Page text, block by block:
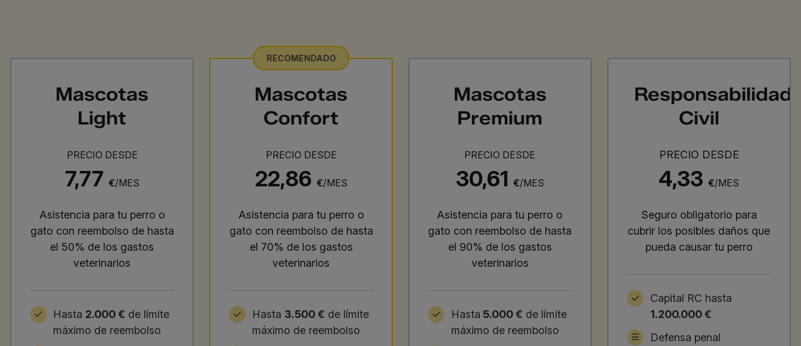
Mascotas
Light
PRECIO DESDE
7,77 €/MES
Asistencia para tu perro o
gato con reembolso de hasta
el 50% de los gastos
veterinarios
Hasta 2.000 € de límite
máximo de reembolso
RECOMENDADO
Mascotas
Confort
PRECIO DESDE
22,86 €/MES
Asistencia para tu perro o
gato con reembolso de hasta
el 70% de los gastos
veterinarios
Hasta 3.500 € de límite
máximo de reembolso
Mascotas
Premium
PRECIO DESDE
30,61 €/MES
Asistencia para tu perro o
gato con reembolso de hasta
el 90% de los gastos
veterinarios
Hasta 5.000 € de límite
máximo de reembolso
Responsabilidad
Civil
PRECIO DESDE
4,33€/MES
Seguro obligatorio para
cubrir los posibles daños que
pueda causar tu perro
Capital RC hasta
1.200.000 €
Defensa penal